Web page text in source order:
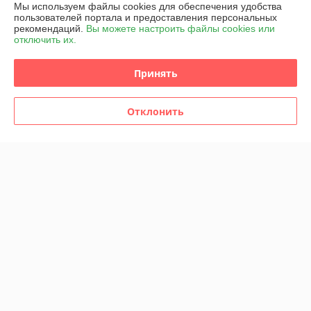
Доставка и оплата
График работы
Политика обработки cookies
Мы используем файлы cookies для обеспечения удобства
пользователей портала и предоставления персональных
рекомендаций. Вы можете настроить файлы cookies или
отключить их.
Принять
Отклонить